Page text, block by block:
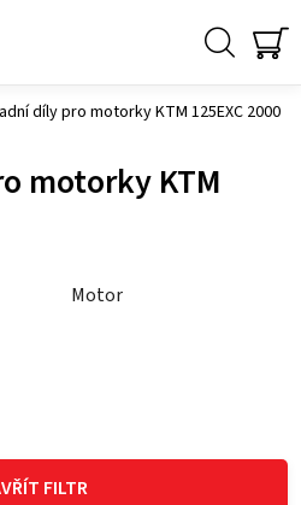
díly pro motorky KTM 125EXC 2000
motorky KTM
Motor
FILTR